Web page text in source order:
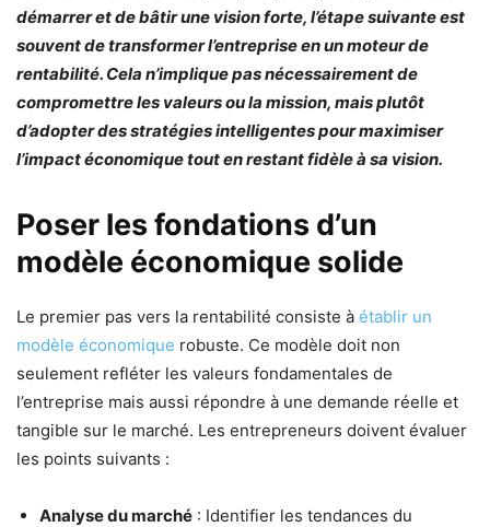
démarrer et de bâtir une vision forte, l’étape suivante est
souvent de transformer l’entreprise en un moteur de
rentabilité. Cela n’implique pas nécessairement de
compromettre les valeurs ou la mission, mais plutôt
d’adopter des stratégies intelligentes pour maximiser
l’impact économique tout en restant fidèle à sa vision.
Poser les fondations d’un
modèle économique solide
Le premier pas vers la rentabilité consiste à établir un
modèle économique robuste. Ce modèle doit non
seulement refléter les valeurs fondamentales de
l’entreprise mais aussi répondre à une demande réelle et
tangible sur le marché. Les entrepreneurs doivent évaluer
les points suivants :
Analyse du marché : Identifier les tendances du